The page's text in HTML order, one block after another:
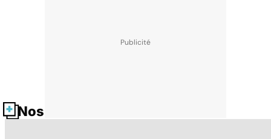
Nos fiches santé